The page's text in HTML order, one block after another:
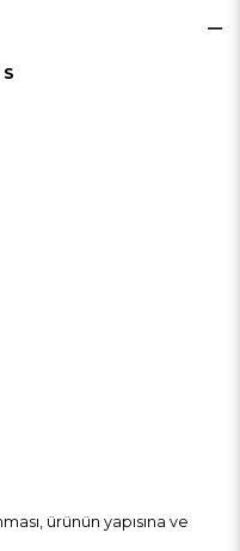
ürünün yapısına ve